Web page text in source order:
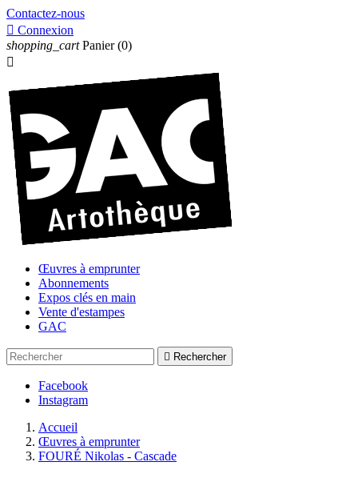
Contactez-nous
 Connexion
shopping_cart Panier (0)

Œuvres à emprunter
Abonnements
Expos clés en main
Vente d'estampes
GAC
 Rechercher
Facebook
Instagram
Accueil
Œuvres à emprunter
FOURÉ Nikolas - Cascade